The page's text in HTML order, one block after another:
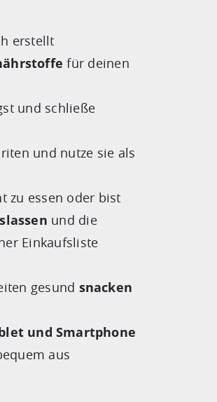
erstellt
für deinen
und schließe
und nutze sie als
zu essen oder bist
und die
Einkaufsliste
gesund snacken
und Smartphone
aus